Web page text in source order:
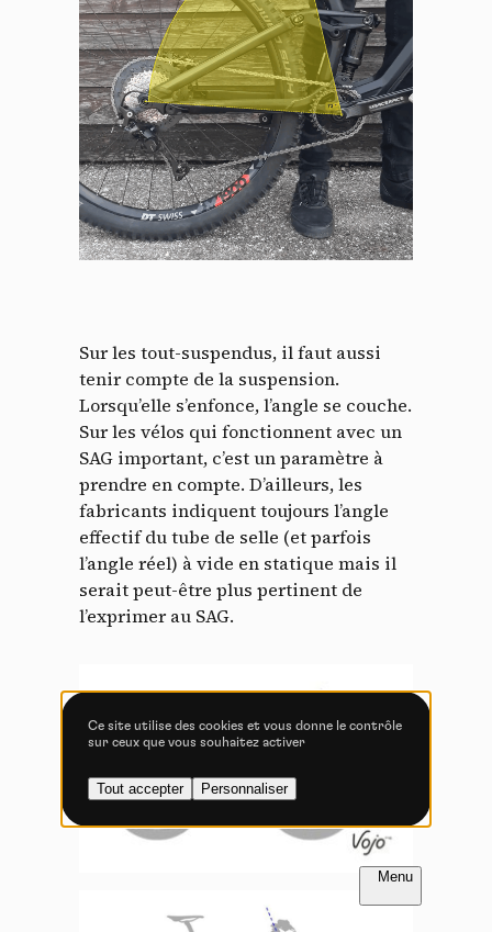
Sur les tout-suspendus, il faut aussi
tenir compte de la suspension.
Lorsqu’elle s’enfonce, l’angle se couche.
Sur les vélos qui fonctionnent avec un
SAG important, c’est un paramètre à
prendre en compte. D’ailleurs, les
fabricants indiquent toujours l’angle
effectif du tube de selle (et parfois
l’angle réel) à vide en statique mais il
serait peut-être plus pertinent de
l’exprimer au SAG.
PETIT LEXIQUE ILLUSTRÉ DU VTT :
COMPRENDRE
Panneau de gestion des
cookies
nécessaires à leur bon fonctionnement.
Politique de confidentialité
Tout refuser
Vidéos
Les services de partage de vidéo permettent d'enrichir
le site de contenu multimédia et augmentent sa
Vimeo interdit -Ce service peut déposer
Autoriser Interdire
YouTube interdit -
déposer 4 cookies.
Ce site utilise des cookies et vous donne le contrôle
sur ceux que vous souhaitez activer
Tout accepter Personnaliser